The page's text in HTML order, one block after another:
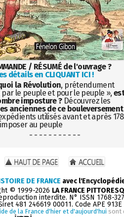
/ RÉSUMÉ de l'ouvrage ?
détails en CLIQUANT ICI !
la Révolution, prétendument
le peuple et pour le peuple »,
imposture ?Découvrez les
anciennes de ce bouleversement
utilisés avant et après
au peuple
- - - - - - - - - - -
DE FRANCE avec
© 1999-2026 LA FRANCE
interdite. N° ISSN 1768-
481 246619 00011. Code APE 913E
de la France d'hier et d'aujourd'hui sont